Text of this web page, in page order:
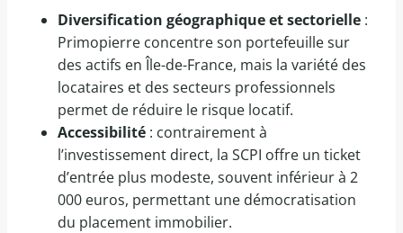
Diversification géographique et sectorielle :
Primopierre concentre son portefeuille sur
des actifs en Île-de-France, mais la variété des
locataires et des secteurs professionnels
permet de réduire le risque locatif.
Accessibilité : contrairement à
l’investissement direct, la SCPI offre un ticket
d’entrée plus modeste, souvent inférieur à 2
000 euros, permettant une démocratisation
du placement immobilier.